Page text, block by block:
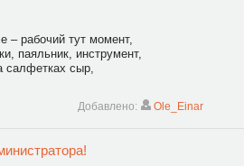
– рабочий тут момент,
паяльник, инструмент,
салфетках сыр,
Добавлено: Ole_Einar